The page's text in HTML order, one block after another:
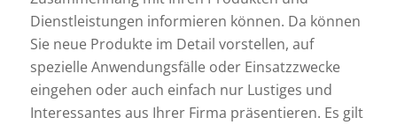
Dienstleistungen informieren können. Da können
Sie neue Produkte im Detail vorstellen, auf
spezielle Anwendungsfälle oder Einsatzzwecke
eingehen oder auch einfach nur Lustiges und
Interessantes aus Ihrer Firma präsentieren. Es gilt